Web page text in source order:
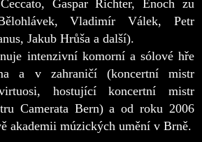
Gaspar Richter, Enoch zu
Vladimír Válek, Petr
Jakub Hrůša a další).
intenzivní komorní a sólové hře
a v zahraničí (koncertní mistr
hostující koncertní mistr
Camerata Bern) a od roku 2006
ě akademii múzických umění v Brně.